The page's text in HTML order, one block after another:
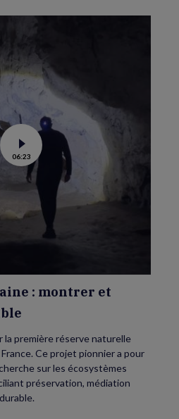
Voir
la
vidéo
de
Réserve
souterraine
montrer
et
protéger
06:23
: montrer et
la première réserve naturelle
Ce projet pionnier a pour
sur les écosystèmes
préservation, médiation